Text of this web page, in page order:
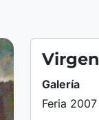
Virgen
Galería
Feria 2007